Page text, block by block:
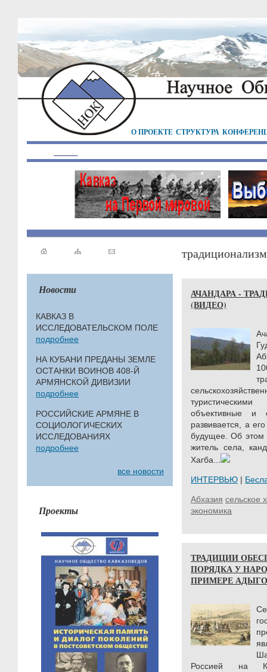
О ПРОЕКТЕ СТРУКТУРА
Новости
КАВКАЗ В
ИССЛЕДОВАТЕЛЬСКОМ ПОЛЕ
подробнее
НА КУБАНИ ПРЕДАНЫ ЗЕМЛЕ
ОСТАНКИ ВОИНОВ 408-Й
АРМЯНСКОЙ ДИВИЗИИ
подробнее
РОССИЙСКИЕ АРМЯНЕ В
СОЦИОЛОГИЧЕСКИХ
ИССЛЕДОВАНИЯХ
подробнее
все новости
Проекты
традиционализм
АЧАНДАРА -
(ВИДЕО)
объективные и
развивается, а
будущее. Об этом
житель села,
Хагба...
ИНТЕРВЬЮ |
Абхазия сельское
экономика
ТРАДИЦИИ
ПОРЯДКА У
ПРИМЕРЕ
Россией на